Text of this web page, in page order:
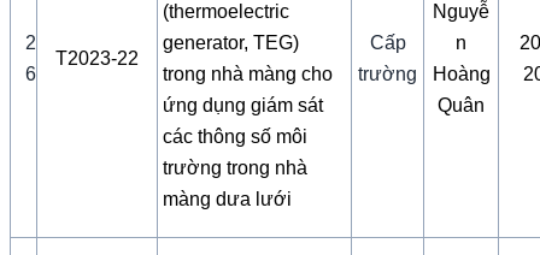
2
6
T2023-22
(thermoelectric
generator, TEG)
trong nhà màng cho
ứng dụng giám sát
các thông số môi
trường trong nhà
màng dưa lưới
Cấp
trường
Nguyễ
n
Hoàng
Quân